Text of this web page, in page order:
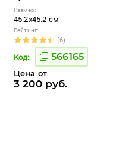
Размер:
45.2x45.2 см
Рейтинг:
(6)
Код: 566165
Цена от
3 200 руб.